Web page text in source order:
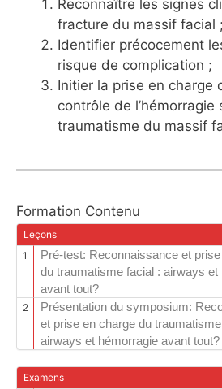
Reconnaître les signes
fracture du massif facial ;
Identifier précocement
risque de complication ;
Initier la prise en charge
contrôle de l’hémorragie
traumatisme du massif
Formation Contenu
Leçons
1
Pré-test: Reconnaissance et
du traumatisme facial : airways et
avant tout?
2
Présentation du symposium:
et prise en charge du
airways et hémorragie avant tout?
Examens